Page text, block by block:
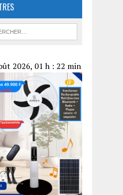
2026, 01 h : 22 min